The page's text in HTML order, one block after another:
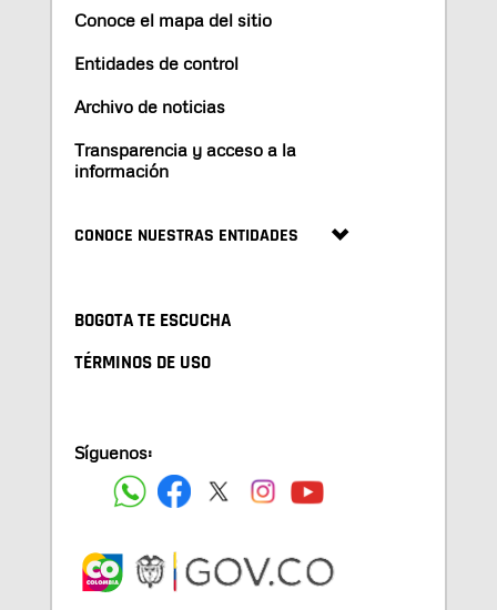
Conoce el mapa del sitio
Entidades de control
Archivo de noticias
Transparencia y acceso a la
información
CONOCE NUESTRAS ENTIDADES
BOGOTA TE ESCUCHA
TÉRMINOS DE USO
Síguenos: